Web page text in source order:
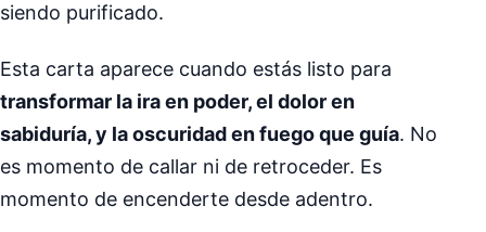
siendo purificado.
Esta carta aparece cuando estás listo para
transformar la ira en poder, el dolor en
sabiduría, y la oscuridad en fuego que guía. No
es momento de callar ni de retroceder. Es
momento de encenderte desde adentro.